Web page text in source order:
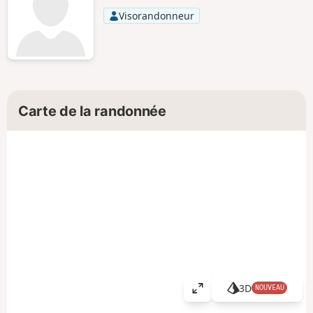
Visorandonneur
Carte de la randonnée
A
3D NOUVEAU